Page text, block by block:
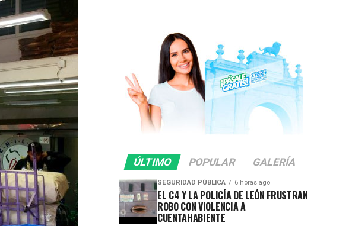
ÚLTIMO POPULAR GALERÍA
SEGURIDAD PÚBLICA 6 horas ago
EL C4 Y LA POLICÍA DE LEÓN FRUSTRAN
ROBO CON VIOLENCIA A
CUENTAHABIENTE